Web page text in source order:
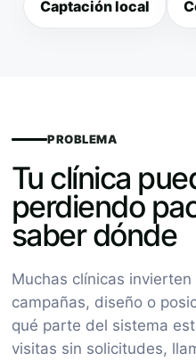
Captación local
PROBLEMA
Tu clínica
perdiendo
saber dónde
Muchas clínicas
campañas, diseño o
qué parte del sistema
visitas sin solicitudes,